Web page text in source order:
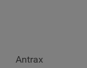
Antrax